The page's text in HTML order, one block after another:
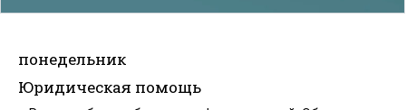
понедельник
Юридическая помощь